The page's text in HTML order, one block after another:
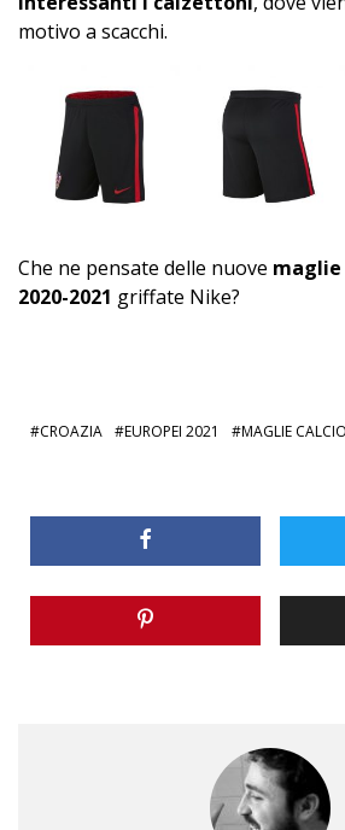
motivo a scacchi.
Che ne pensate delle nuove maglie
2020-2021 griffate Nike?
CROAZIA EUROPEI 2021 MAGLIE